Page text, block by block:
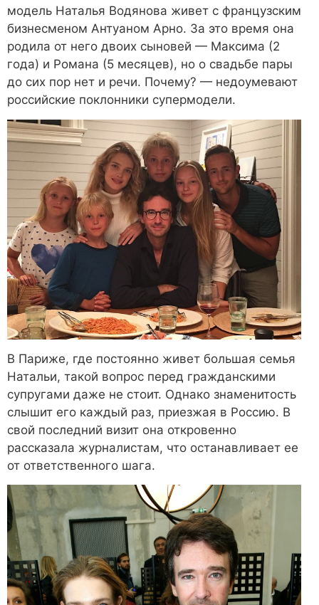
модель Наталья Водянова живет с французским
бизнесменом Антуаном Арно. За это время она
родила от него двоих сыновей — Максима (2
года) и Романа (5 месяцев), но о свадьбе пары
до сих пор нет и речи. Почему? — недоумевают
российские поклонники супермодели.
В Париже, где постоянно живет большая семья
Натальи, такой вопрос перед гражданскими
супругами даже не стоит. Однако знаменитость
слышит его каждый раз, приезжая в Россию. В
свой последний визит она откровенно
рассказала журналистам, что останавливает ее
от ответственного шага.